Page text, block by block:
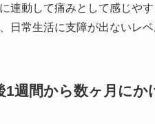
連動して痛みとして感じや
日常生活に支障が出ないレ
1週間から数ヶ月にか